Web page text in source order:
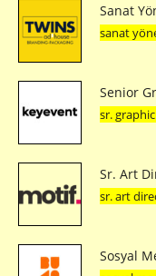
Sanat
sanat
Senior
sr.
Sr. Art
sr. art
Sosyal